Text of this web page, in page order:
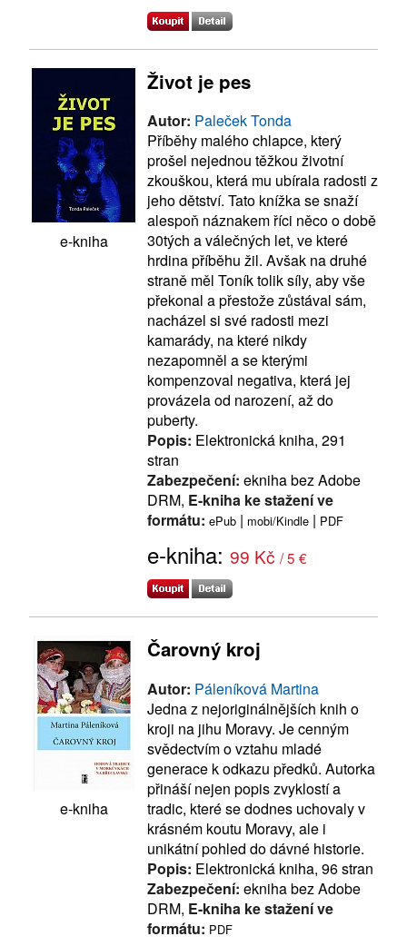
e-kniha
Život je pes
Autor: Paleček Tonda
Příběhy malého chlapce, který
prošel nejednou těžkou životní
zkouškou, která mu ubírala radosti z
jeho dětství. Tato knížka se snaží
alespoň náznakem říci něco o době
30tých a válečných let, ve které
hrdina příběhu žil. Avšak na druhé
straně měl Toník tolik síly, aby vše
překonal a přestože zůstával sám,
nacházel si své radosti mezi
kamarády, na které nikdy
nezapomněl a se kterými
kompenzoval negativa, která jej
provázela od narození, až do
puberty.
Popis: Elektronická kniha, 291
stran
Zabezpečení: ekniha bez Adobe
DRM, E-kniha ke stažení ve
formátu: ePub | mobi/Kindle | PDF
e-kniha: 99 Kč / 5 €
e-kniha
Čarovný kroj
Autor: Páleníková Martina
Jedna z nejoriginálnějších knih o
kroji na jihu Moravy. Je cenným
svědectvím o vztahu mladé
generace k odkazu předků. Autorka
přináší nejen popis zvyklostí a
tradic, které se dodnes uchovaly v
krásném koutu Moravy, ale i
unikátní pohled do dávné historie.
Popis: Elektronická kniha, 96 stran
Zabezpečení: ekniha bez Adobe
DRM, E-kniha ke stažení ve
formátu: PDF